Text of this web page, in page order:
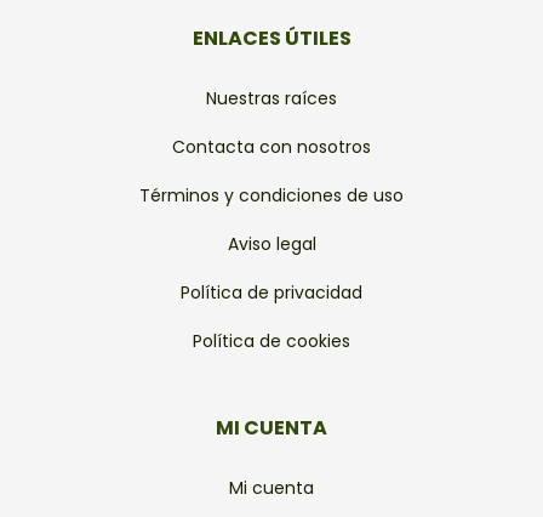
ENLACES ÚTILES
Nuestras raíces
Contacta con nosotros
Términos y condiciones de uso
Aviso legal
Política de privacidad
Política de cookies
MI CUENTA
Mi cuenta